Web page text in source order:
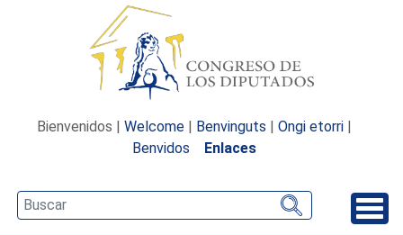
Bienvenidos | Welcome | Benvinguts | Ongi etorri |
Benvidos
Enlaces